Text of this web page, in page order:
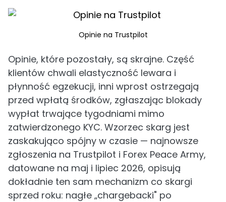
Opinie na Trustpilot
Opinie, które pozostały, są skrajne. Część
klientów chwali elastyczność lewara i
płynność egzekucji, inni wprost ostrzegają
przed wpłatą środków, zgłaszając blokady
wypłat trwające tygodniami mimo
zatwierdzonego KYC. Wzorzec skarg jest
zaskakująco spójny w czasie — najnowsze
zgłoszenia na Trustpilot i Forex Peace Army,
datowane na maj i lipiec 2026, opisują
dokładnie ten sam mechanizm co skargi
sprzed roku: nagłe „chargebacki" po